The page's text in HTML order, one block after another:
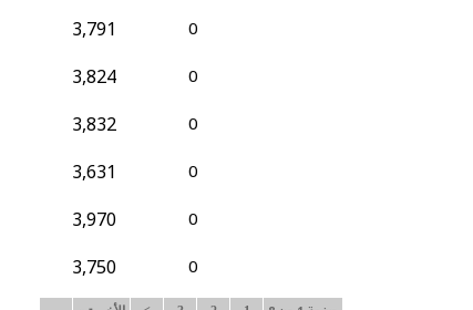
0
3,791
0
3,824
0
3,832
0
3,631
0
3,970
0
3,750